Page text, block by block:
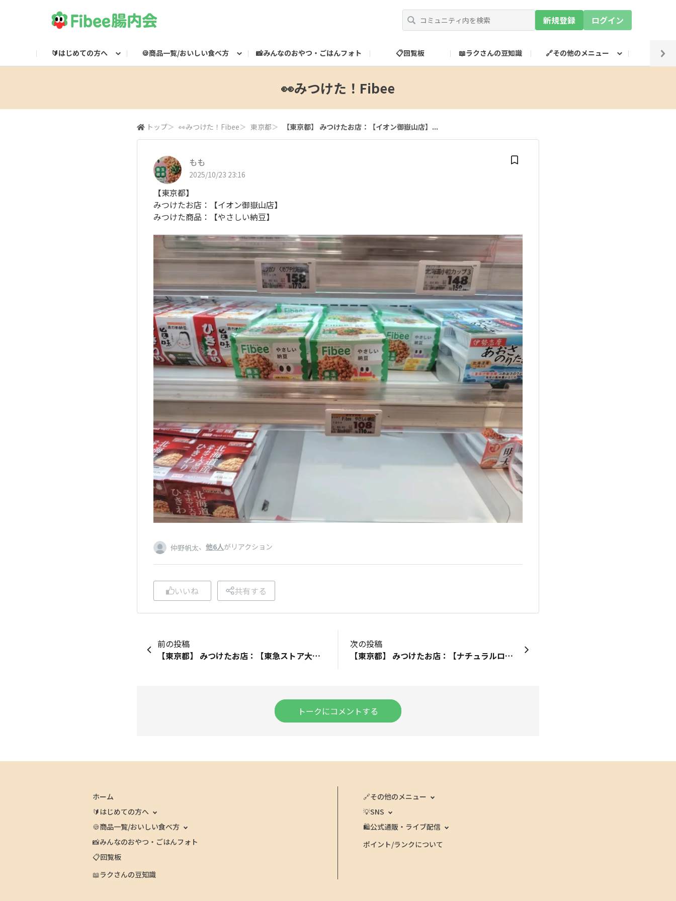
新規登録 ログイン
🔰はじめての方へ 🍪商品一覧/おいしい食べ方 📸みんなのおやつ・ごはんフォト 📋回覧板 📖ラクさんの豆知識 🔗その他のメニュー
👀みつけた！Fibee
トップ＞ 👀みつけた！Fibee＞ 東京都＞ 【東京都】 みつけたお店：【イオン御嶽山店】...
もも
2025/10/23 23:16
【東京都】
みつけたお店：【イオン御嶽山店】
みつけた商品：【やさしい納豆】
仲野帆太、 他6人がリアクション
いいね 共有する
前の投稿
【東京都】 みつけたお店：【東急ストア大岡山店】 みつけた商品：【やさしい納豆】
次の投稿
【東京都】 みつけたお店：【ナチュラルローソン九品仏小前店】 みつけた商品：【むぎゅっとワッフル、ひとくちビスキュイ】 むぎゅっとワッフルはメープル、アールグレイ。
トークにコメントする
ホーム
🔰はじめての方へ
🍪商品一覧/おいしい食べ方
📸みんなのおやつ・ごはんフォト
📋回覧板
📖ラクさんの豆知識
🔗その他のメニュー
💡SNS
🛍️公式通販・ライブ配信
ポイント/ランクについて